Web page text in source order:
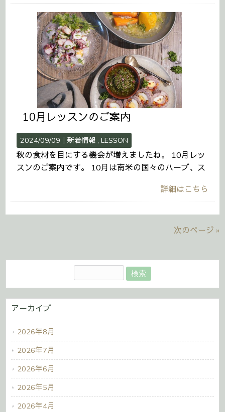
10月レッスンのご案内
2024/09/09｜新着情報 LESSON
秋の食材を目にする機会が増えましたね。 10月レッ
スンのご案内です。 10月は南米の国々のハーブ、ス
詳細はこちら
次のページ »
アーカイブ
2026年8月
2026年7月
2026年6月
2026年5月
2026年4月